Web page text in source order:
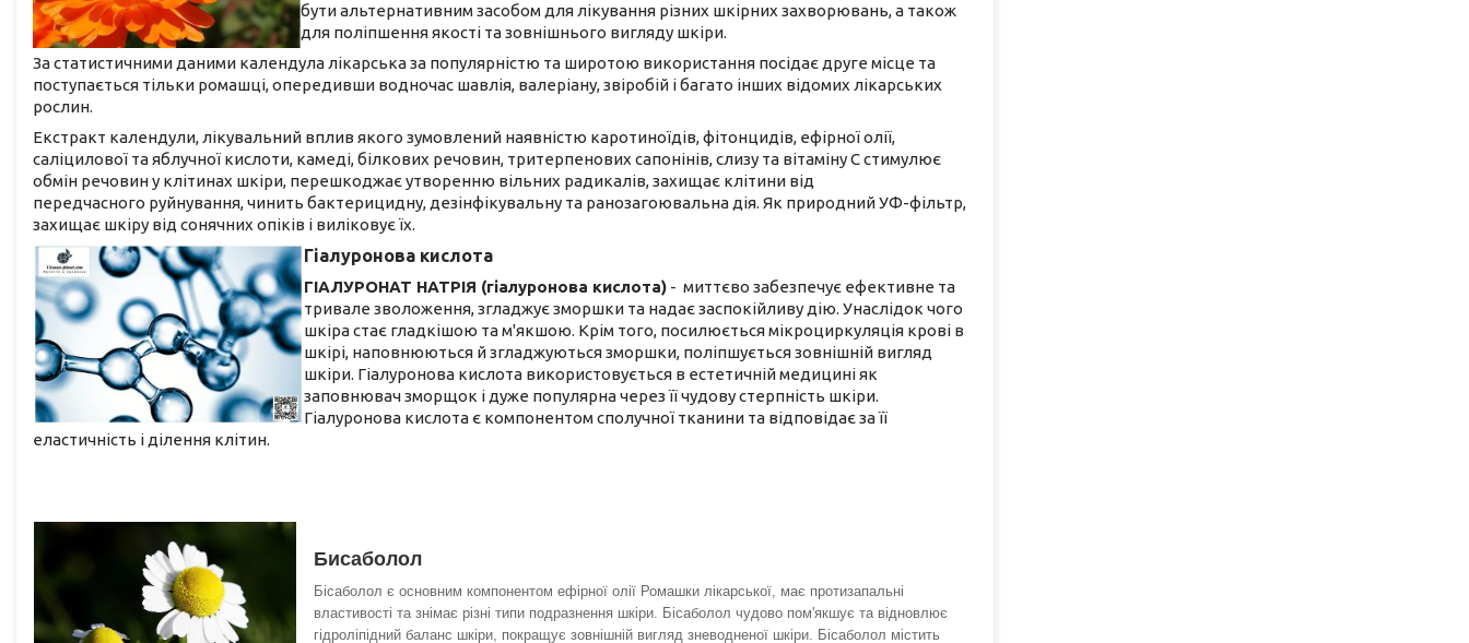
бути альтернативним засобом для лікування різних шкірних захворювань, а також
для поліпшення якості та зовнішнього вигляду шкіри.
За статистичними даними календула лікарська за популярністю та широтою використання посідає друге місце та
поступається тільки ромашці, опередивши водночас шавлія, валеріану, звіробій і багато інших відомих лікарських
рослин.
Екстракт календули, лікувальний вплив якого зумовлений наявністю каротиноїдів, фітонцидів, ефірної олії,
саліцилової та яблучної кислоти, камеді, білкових речовин, тритерпенових сапонінів, слизу та вітаміну С стимулює
обмін речовин у клітинах шкіри, перешкоджає утворенню вільних радикалів, захищає клітини від
передчасного руйнування, чинить бактерицидну, дезінфікувальну та ранозагоювальна дія. Як природний УФ-фільтр,
захищає шкіру від сонячних опіків і виліковує їх.
Гіалуронова кислота
ГІАЛУРОНАТ НАТРІЯ (гіалуронова кислота)- миттєво забезпечує ефективне та
тривале зволоження, згладжує зморшки та надає заспокійливу дію. Унаслідок чого
шкіра стає гладкішою та м'якшою. Крім того, посилюється мікроциркуляція крові в
шкірі, наповнюються й згладжуються зморшки, поліпшується зовнішній вигляд
шкіри. Гіалуронова кислота використовується в естетичній медицині як
заповнювач зморщок і дуже популярна через її чудову стерпність шкіри.
Гіалуронова кислота є компонентом сполучної тканини та відповідає за її
еластичність і ділення клітин.
Бисаболол
Бісаболол є основним компонентом ефірної олії Ромашки лікарської, має протизапальні
властивості та знімає різні типи подразнення шкіри. Бісаболол чудово пом'якшує та відновлює
гідроліпідний баланс шкіри, покращує зовнішній вигляд зневодненої шкіри. Бісаболол містить